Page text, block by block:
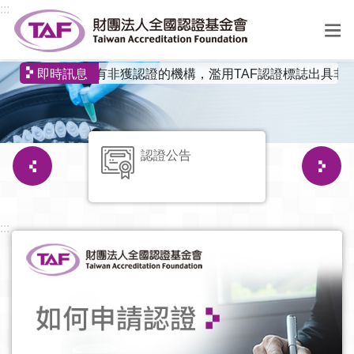
跳到中央內容區塊
:::
選
即時訊息有非獲認證的機構，濫用TAF認證標誌出具非認
previous next
認證公告
:::